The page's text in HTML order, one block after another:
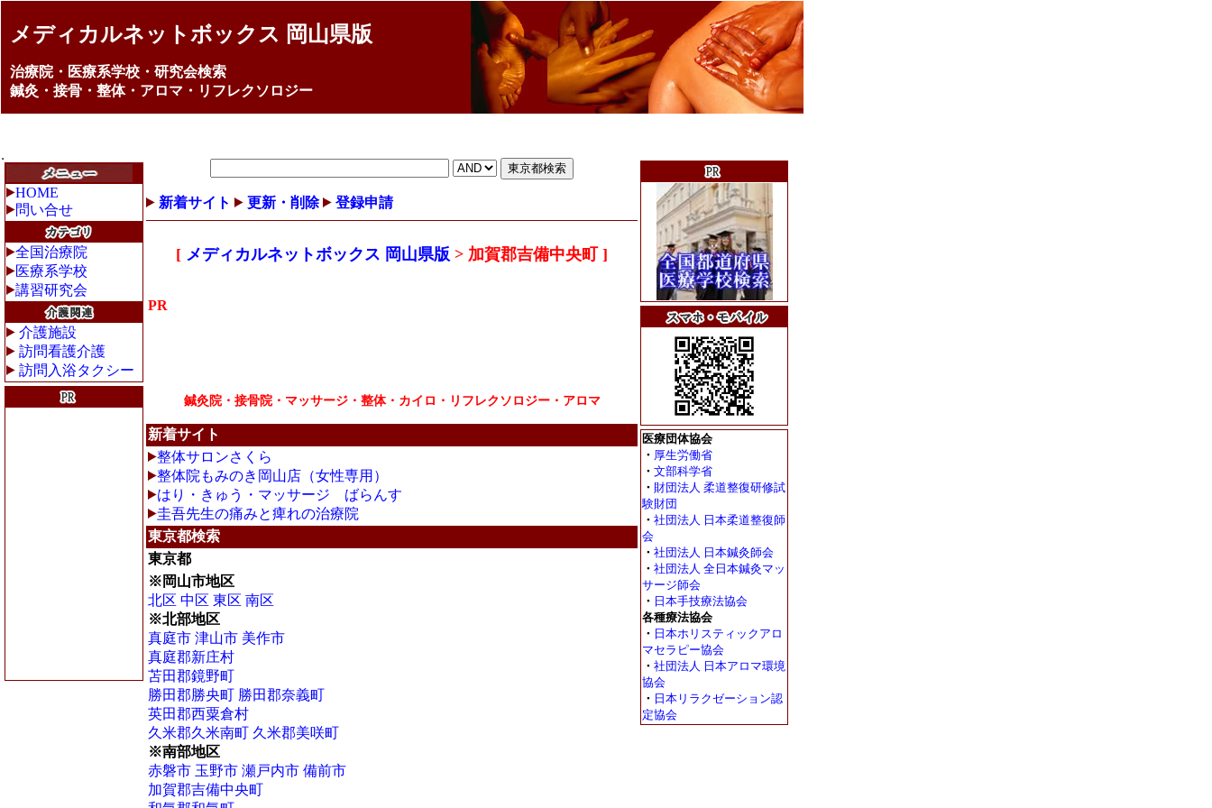
メディカルネットボックス 岡山県版
治療院・医療系学校・研究会検索
鍼灸・接骨・整体・アロマ・リフレクソロジー
HOME
問い合せ
全国治療院
医療系学校
講習研究会
介護施設
訪問看護介護
訪問入浴タクシー
新着サイト 更新・削除 登録申請
[ メディカルネットボックス 岡山県版 > 加賀郡吉備中央町 ]
PR
鍼灸院・接骨院・マッサージ・整体・カイロ・リフレクソロジー・アロマ
新着サイト
整体サロンさくら
整体院もみのき岡山店（女性専用）
はり・きゅう・マッサージ ばらんす
圭吾先生の痛みと痺れの治療院
東京都検索
東京都
※岡山市地区
北区 中区 東区 南区
※北部地区
真庭市 津山市 美作市
真庭郡新庄村
苫田郡鏡野町
勝田郡勝央町 勝田郡奈義町
英田郡西粟倉村
久米郡久米南町 久米郡美咲町
※南部地区
赤磐市 玉野市 瀬戸内市 備前市
加賀郡吉備中央町
医療団体協会
・ 厚生労働省
・ 文部科学省
・ 財団法人 柔道整復研修試
験財団
・ 社団法人 日本柔道整復師
会
・ 社団法人 日本鍼灸師会
・ 社団法人 全日本鍼灸マッ
サージ師会
・ 日本手技療法協会
各種療法協会
・ 日本ホリスティックアロ
マセラピー協会
・ 社団法人 日本アロマ環境
協会
・ 日本リラクゼーション認
定協会